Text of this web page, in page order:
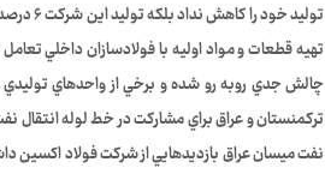
توليد
تهيه قطعات و مواد اوليه با فولادسازان داخلي
چالش جدي روبه رو شده و برخي از واحدهاي
ترکمنستان و عراق براي مشارکت در خط لوله
نفت ميسان عراق بازديدهايي از شرکت فولاد اکسين